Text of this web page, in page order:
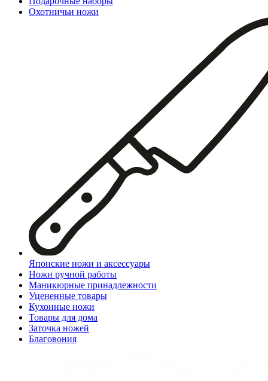
Охотничьи ножи
Японские ножи и аксессуары
Ножи ручной работы
Маникюрные принадлежности
Уцененные товары
Кухонные ножи
Товары для дома
Заточка ножей
Благовония